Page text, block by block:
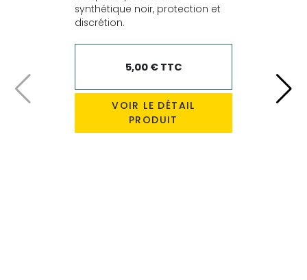
synthétique noir, protection et
discrétion.
5,00 € TTC
VOIR LE DÉTAIL
PRODUIT
Précédent